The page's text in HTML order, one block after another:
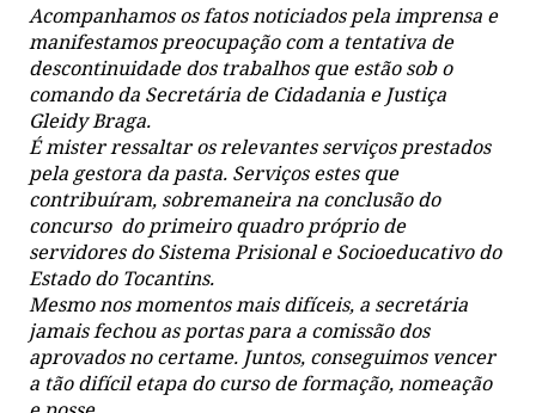
Acompanhamos os fatos noticiados pela imprensa e
manifestamos preocupação com a tentativa de
descontinuidade dos trabalhos que estão sob o
comando da Secretária de Cidadania e Justiça
Gleidy Braga.
É mister ressaltar os relevantes serviços prestados
pela gestora da pasta. Serviços estes que
contribuíram, sobremaneira na conclusão do
concurso do primeiro quadro próprio de
servidores do Sistema Prisional e Socioeducativo do
Estado do Tocantins.
Mesmo nos momentos mais difíceis, a secretária
jamais fechou as portas para a comissão dos
aprovados no certame. Juntos, conseguimos vencer
a tão difícil etapa do curso de formação, nomeação